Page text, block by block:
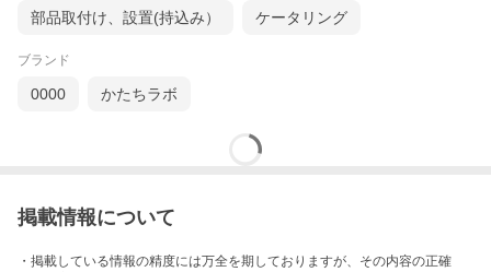
部品取付け、設置(持込み） ケータリング
ブランド
0000 かたちラボ
掲載情報について
・掲載している情報の精度には万全を期しておりますが、その内容の正確